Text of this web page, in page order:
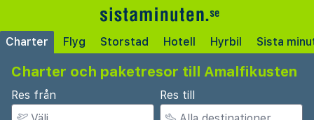
Charter Flyg Storstad Hotell Hyrbil Sista
Charter och paketresor till Amalfikusten
Res från Res till